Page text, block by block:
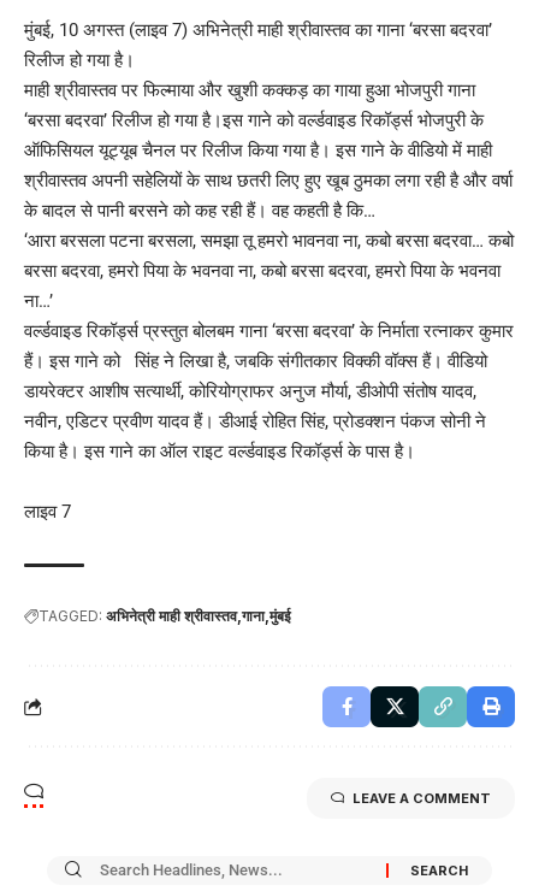
मुंबई, 10 अगस्त (लाइव 7) अभिनेत्री माही श्रीवास्तव का गाना ‘बरसा बदरवा’
रिलीज हो गया है।
माही श्रीवास्तव पर फिल्माया और खुशी कक्कड़ का गाया हुआ भोजपुरी गाना
‘बरसा बदरवा’ रिलीज हो गया है।इस गाने को वर्ल्डवाइड रिकॉर्ड्स भोजपुरी के
ऑफिसियल यूट्यूब चैनल पर रिलीज किया गया है। इस गाने के वीडियो में माही
श्रीवास्तव अपनी सहेलियों के साथ छतरी लिए हुए खूब ठुमका लगा रही है और वर्षा
के बादल से पानी बरसने को कह रही हैं। वह कहती है कि…
‘आरा बरसला पटना बरसला, समझा तू हमरो भावनवा ना, कबो बरसा बदरवा… कबो
बरसा बदरवा, हमरो पिया के भवनवा ना, कबो बरसा बदरवा, हमरो पिया के भवनवा
ना…’
वर्ल्डवाइड रिकॉर्ड्स प्रस्तुत बोलबम गाना ‘बरसा बदरवा’ के निर्माता रत्नाकर कुमार
हैं। इस गाने को सिंह ने लिखा है, जबकि संगीतकार विक्की वॉक्स हैं। वीडियो
डायरेक्टर आशीष सत्यार्थी, कोरियोग्राफर अनुज मौर्या, डीओपी संतोष यादव,
नवीन, एडिटर प्रवीण यादव हैं। डीआई रोहित सिंह, प्रोडक्शन पंकज सोनी ने
किया है। इस गाने का ऑल राइट वर्ल्डवाइड रिकॉर्ड्स के पास है।
लाइव 7
TAGGED: अभिनेत्री माही श्रीवास्तव गाना मुंबई
LEAVE A COMMENT